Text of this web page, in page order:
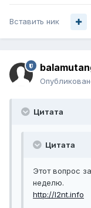
Вставить ник
Цитата
Цитата
Этот вопрос
неделю.
http://l2nt.info